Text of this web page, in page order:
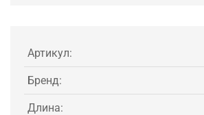
Артикул:
Бренд:
Длина: